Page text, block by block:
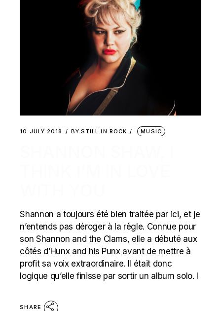
10 JULY 2018 BY STILL IN ROCK MUSIC
Shannon a toujours été bien traitée par ici, et je
n’entends pas déroger à la règle. Connue pour
son Shannon and the Clams, elle a débuté aux
côtés d’Hunx and his Punx avant de mettre à
profit sa voix extraordinaire. ll était donc
logique qu’elle finisse par sortir un album solo. I
SHARE